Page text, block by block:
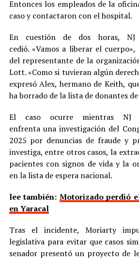
Entonces los empleados de la
caso y contactaron con el hospital.
En cuestión de dos horas, NJ
cedió. «Vamos a liberar el
del representante de la
Lott. «Como si tuvieran algún
expresó Alex, hermano de Keith,
ha borrado de la lista de donantes
El caso ocurre mientras NJ
enfrenta una investigación del
2025 por denuncias de fraude y
investiga, entre otros casos, la
pacientes con signos de vida y la
en la lista de espera nacional.
lee también: Motorizado perdió
en Yaracal
Tras el incidente, Moriarty
legislativa para evitar que casos
senador presentó un proyecto de